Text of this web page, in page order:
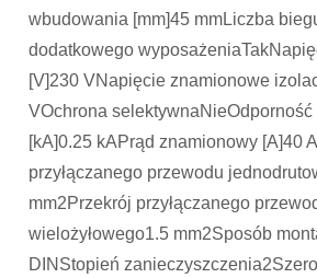
wbudowania [mm]45 mmLiczba
dodatkowego
[V]230 VNapięcie znamionowe
VOchrona
[kA]0.25 kAPrąd znamionowy [A]40
przyłączanego przewodu
mm2Przekrój przyłączanego
wielożyłowego1.5 mm2Sposób
DINStopień